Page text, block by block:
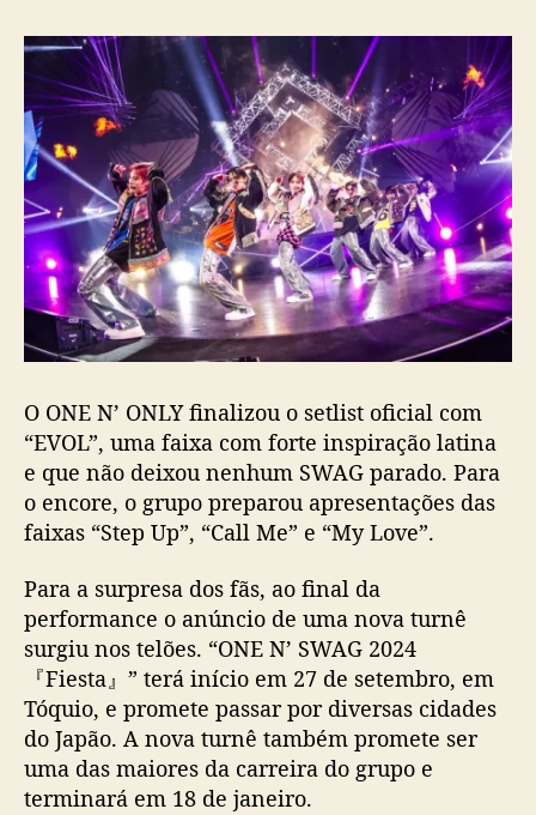
O ONE N’ ONLY finalizou o setlist oficial com
“EVOL”, uma faixa com forte inspiração latina
e que não deixou nenhum SWAG parado. Para
o encore, o grupo preparou apresentações das
faixas “Step Up”, “Call Me” e “My Love”.
Para a surpresa dos fãs, ao final da
performance o anúncio de uma nova turnê
surgiu nos telões. “ONE N’ SWAG 2024
『Fiesta』” terá início em 27 de setembro, em
Tóquio, e promete passar por diversas cidades
do Japão. A nova turnê também promete ser
uma das maiores da carreira do grupo e
terminará em 18 de janeiro.